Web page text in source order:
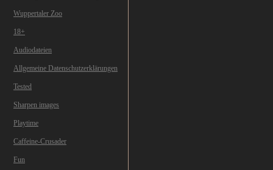
Wuppertaler Zoo
18+
Audiodateien
Allgemeine Datenschutzerklärungen
Tested
Sharpen images
Playtime
Caffeine-Crusader
Fun